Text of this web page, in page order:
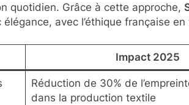
quotidien. Grâce à cette approche,
avec l’éthique française
Impact 2025
Réduction de 30% de
dans la production textile